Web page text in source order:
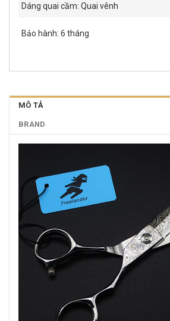
Dáng quai cầm: Quai vênh
Bảo hành: 6 tháng
MÔ TẢ
BRAND